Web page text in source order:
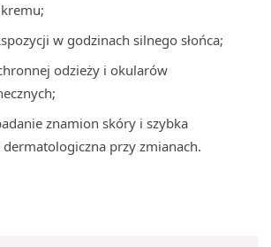
w godzinach silnego słońca;
odzieży i okularów
znamion skóry i szybka
przy zmianach.